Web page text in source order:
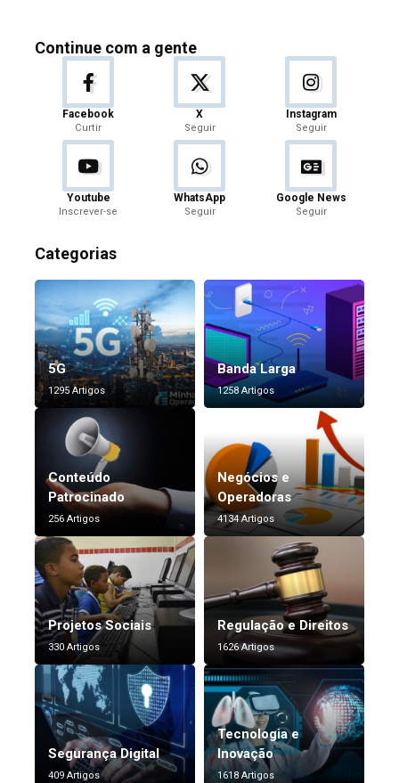
Continue com a gente
Facebook
Curtir
X
Seguir
Instagram
Seguir
Youtube
Inscrever-se
WhatsApp
Seguir
Google News
Seguir
Categorias
5G
1295 Artigos
Banda Larga
1258 Artigos
Conteúdo
Patrocinado
256 Artigos
Negócios e
Operadoras
4134 Artigos
Projetos Sociais
330 Artigos
Regulação e Direitos
1626 Artigos
Segurança Digital
409 Artigos
Tecnologia e
Inovação
1618 Artigos